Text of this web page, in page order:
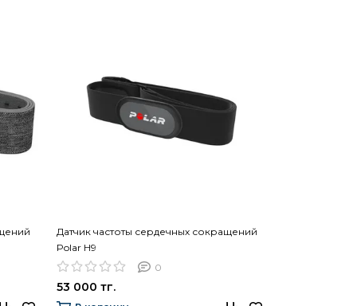
Датчик частоты сердечных сокращений
Polar H9
0
53 000 тг.